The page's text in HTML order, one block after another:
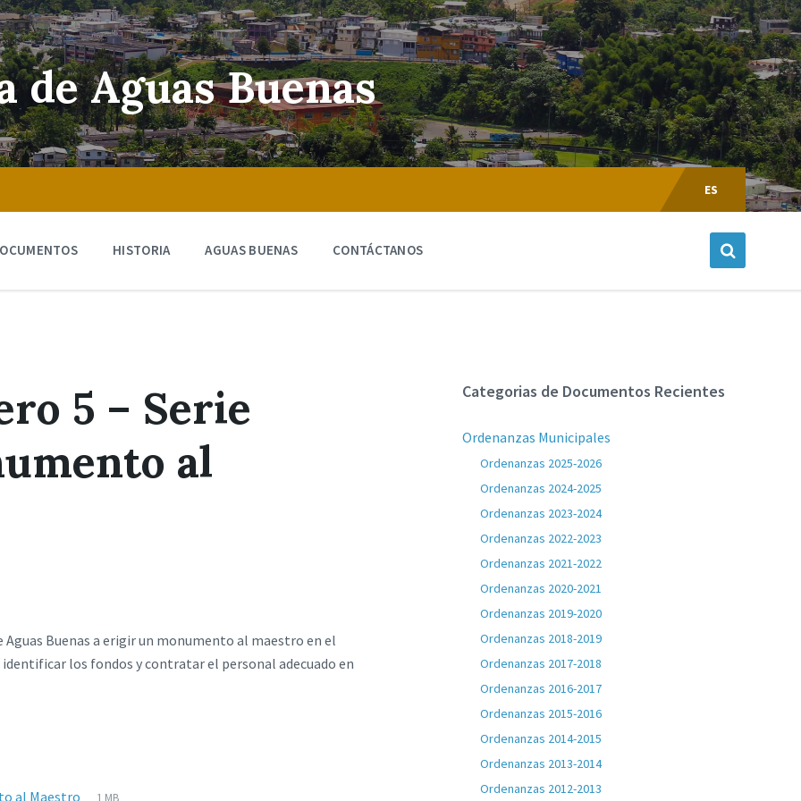
de Aguas Buenas
Escoger
Lenguaje:
ES
HISTORIA AGUAS BUENAS CONTÁCTANOS
5 – Serie
al
Buenas a erigir un monumento al maestro en el
los fondos y contratar el personal adecuado en
al Maestro
Extensiones
pdf
Tamaño
1 MB
Categorias de Documentos Recientes
Ordenanzas Municipales
Ordenanzas 2025-2026
Ordenanzas 2024-2025
Ordenanzas 2023-2024
Ordenanzas 2022-2023
Ordenanzas 2021-2022
Ordenanzas 2020-2021
Ordenanzas 2019-2020
Ordenanzas 2018-2019
Ordenanzas 2017-2018
Ordenanzas 2016-2017
Ordenanzas 2015-2016
Ordenanzas 2014-2015
Ordenanzas 2013-2014
Ordenanzas 2012-2013